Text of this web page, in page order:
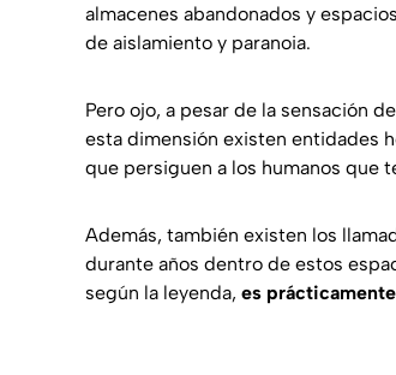
almacenes abandonados y
de aislamiento y paranoia.
Pero ojo, a pesar de la sensación
esta dimensión existen entidades
que persiguen a los humanos que
Además, también existen los
durante años dentro de estos
según la leyenda, es